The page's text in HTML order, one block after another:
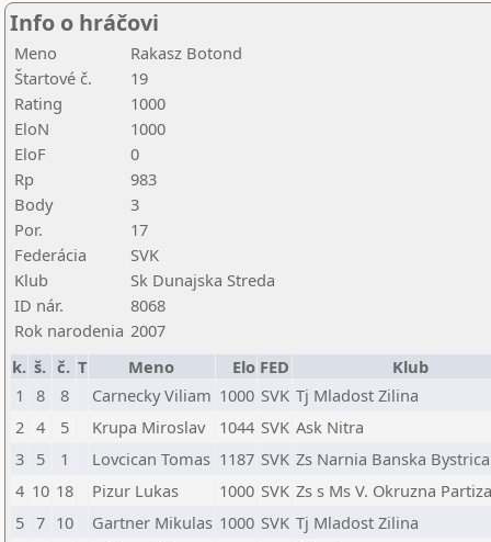
Info o hráčovi
Meno
Rakasz Botond
Štartové č.
19
Rating
1000
EloN
1000
EloF
0
Rp
983
Body
3
Por.
17
Federácia
SVK
Klub
Sk Dunajska Streda
ID nár.
8068
Rok narodenia 2007
k. š. č. T Meno Elo FED
Klub
1
8 8 Carnecky Viliam 1000 SVK Tj Mladost Zilina
2 4 5 Krupa Miroslav 1044 SVK Ask Nitra
3 5 1 Lovcican Tomas 1187 SVK Zs Narnia Banska Bystrica
4 10 18 Pizur Lukas 1000 SVK Zs s Ms V. Okruzna
5 7 10 Gartner Mikulas 1000 SVK Tj Mladost Zilina